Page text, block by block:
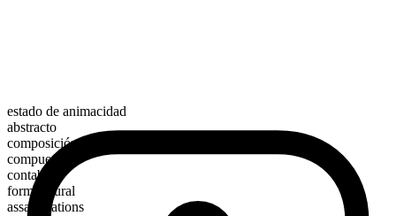
estado de animacidad
abstracto
composición morfológica
compuesto
contable
forma plural
assassinations